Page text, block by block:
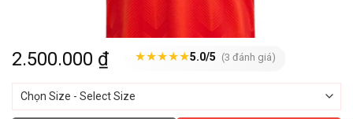
2.500.000 ₫ ★★★★★5.0/5 (3 đánh giá)